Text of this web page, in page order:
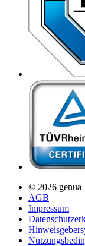
© 2026 genua
AGB
Impressum